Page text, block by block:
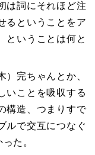
は詞にそれほど注
るということをア
ということは何と
完ちゃんとか、
いことを吸収する
構造、つまりすで
ルで交互につなぐ
た。